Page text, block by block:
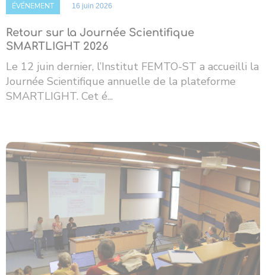
ÉVÉNEMENT 16 juin 2026
Retour sur la Journée Scientifique
SMARTLIGHT 2026
Le 12 juin dernier, l’Institut FEMTO-ST a accueilli la
Journée Scientifique annuelle de la plateforme
SMARTLIGHT. Cet é...